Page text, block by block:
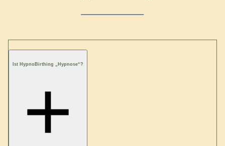
Ist HypnoBirthing „Hypnose“?